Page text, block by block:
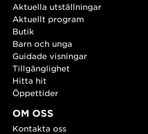
Aktuella utställningar
Aktuellt program
Butik
Barn och unga
Guidade visningar
Tillgänglighet
Hitta hit
Öppettider
OM OSS
Kontakta oss